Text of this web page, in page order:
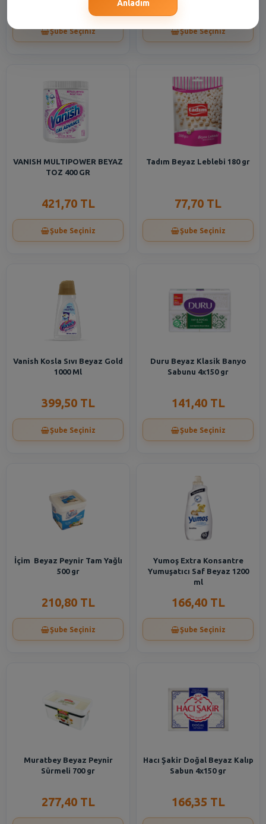
Şube Seçiniz Şube Seçiniz
VANISH MULTIPOWER BEYAZ
TOZ 400 GR
421,70 TL
Şube Seçiniz
Tadım Beyaz Leblebi 180 gr
77,70 TL
Şube Seçiniz
Vanish Kosla Sıvı Beyaz Gold
1000 Ml
399,50 TL
Şube Seçiniz
Duru Beyaz Klasik Banyo
Sabunu 4x150 gr
141,40 TL
Şube Seçiniz
İçim Beyaz Peynir Tam Yağlı
500 gr
210,80 TL
Şube Seçiniz
Yumoş Extra Konsantre
Yumuşatıcı Saf Beyaz 1200
ml
166,40 TL
Şube Seçiniz
Muratbey Beyaz Peynir
Sürmeli 700 gr
277,40 TL
Hacı Şakir Doğal Beyaz Kalıp
Sabun 4x150 gr
166,35 TL
Anladım